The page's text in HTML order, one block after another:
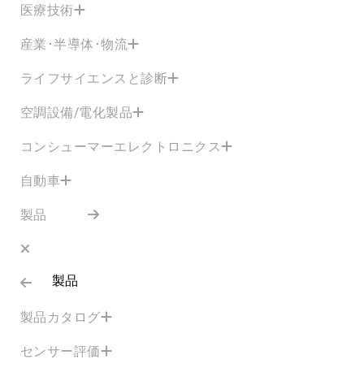
医療技術
産業･半導体･物流
ライフサイエンスと診断
空調設備/電化製品
コンシューマーエレクトロニクス
自動車
製品
製品
製品カタログ
センサー評価